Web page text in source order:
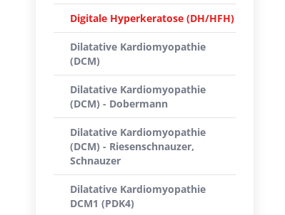
Digitale Hyperkeratose (DH/HFH)
Dilatative Kardiomyopathie
(DCM)
Dilatative Kardiomyopathie
(DCM) - Dobermann
Dilatative Kardiomyopathie
(DCM) - Riesenschnauzer,
Schnauzer
Dilatative Kardiomyopathie
DCM1 (PDK4)